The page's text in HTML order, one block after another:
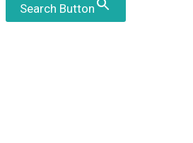
Search Button